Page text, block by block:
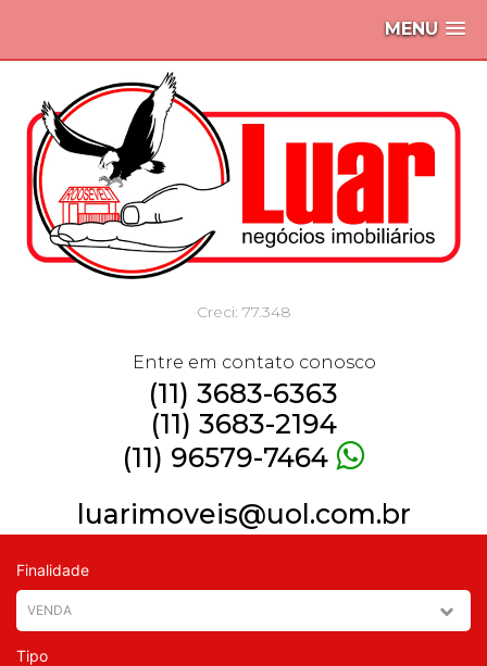
MENU
Creci: 77.348
Entre em contato conosco
(11) 3683-6363
(11) 3683-2194
(11) 96579-7464
luarimoveis@uol.com.br
Finalidade
Tipo